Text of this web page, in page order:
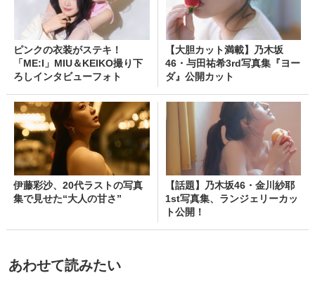
ピンクの衣装がステキ！
「ME:I」MIU＆KEIKO撮り下
ろしインタビューフォト
【大胆カット満載】乃木坂
46・与田祐希3rd写真集『ヨー
ダ』公開カット
伊藤彩沙、20代ラストの写真
集で見せた“大人の甘さ”
【話題】乃木坂46・金川紗耶
1st写真集、ランジェリーカッ
ト公開！
あわせて読みたい